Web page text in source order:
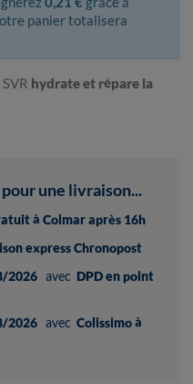
panier totalisera
hydrate et répare la
pour une livraison...
à Colmar après 16h
express Chronopost
2026 avec DPD en point
2026 avec Colissimo à